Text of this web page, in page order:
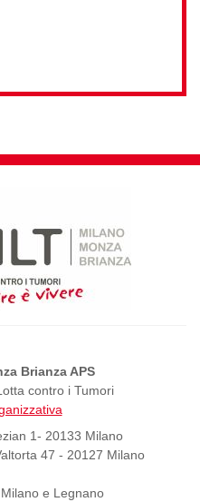
Brianza APS
contro i Tumori
1- 20133 Milano
47 - 20127 Milano
e Legnano